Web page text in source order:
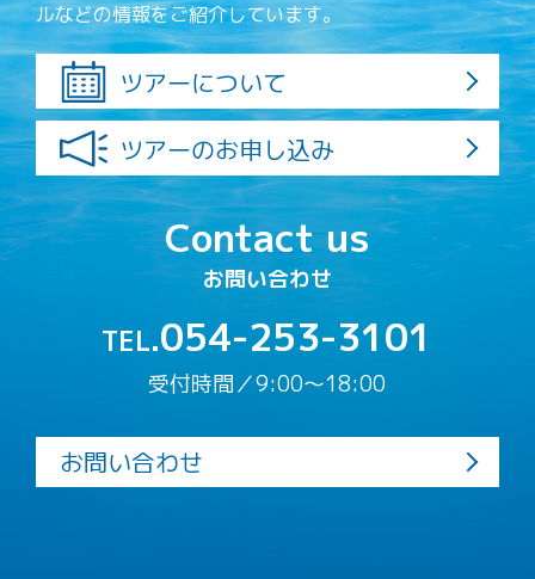
ルなどの情報をご紹介しています。
ツアーについて
ツアーのお申し込み
Contact us
お問い合わせ
TEL.054-253-3101
受付時間／9:00〜18:00
お問い合わせ